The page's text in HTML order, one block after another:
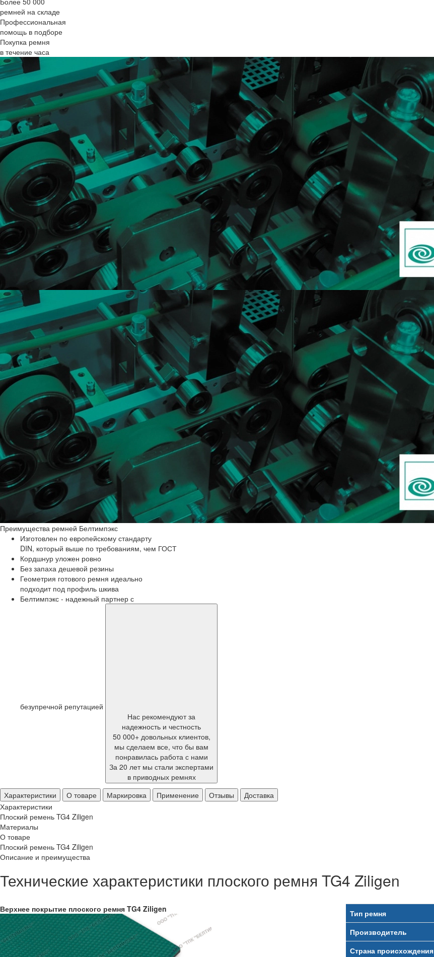
ремней на складе
Профессиональная
помощь в подборе
Покупка ремня
в течение часа
Преимущества ремней Белтимпэкс
Изготовлен по европейскому стандарту
DIN, который выше по требованиям, чем ГОСТ
Кордшнур уложен ровно
Без запаха дешевой резины
Геометрия готового ремня идеально
подходит под профиль шкива
Белтимпэкс - надежный партнер с
безупречной репутацией
Нас рекомендуют за
надежность и честность
50 000+ довольных клиентов,
мы сделаем все, что бы вам
понравилась работа с нами
За 20 лет мы стали экспертами
в приводных ремнях
Характеристики
О товаре Маркировка Применение Отзывы
Доставка
Характеристики
Плоский ремень TG4 Ziligen
Материалы
О товаре
Плоский ремень TG4 Ziligen
Описание и преимущества
Технические характеристики плоского ремня TG4 Ziligen
Верхнее покрытие плоского ремня TG4 Ziligen Тип ремня
Производитель
Страна происхождения